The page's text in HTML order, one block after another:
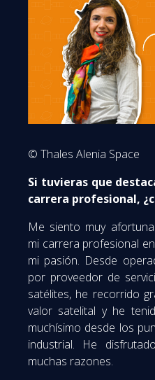
© Thales Alenia Space
Si tuvieras que
carrera profesional,
Me siento muy
mi carrera profesional
mi pasión. Desde
por proveedor de
satélites, he recorrido
valor satelital y he
muchísimo desde los
industrial. He
muchas razones.